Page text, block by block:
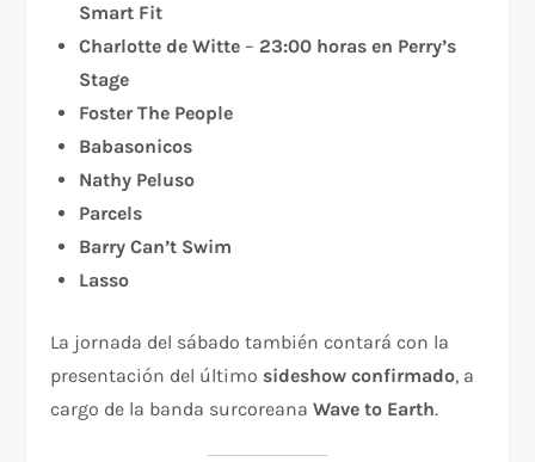
Smart Fit
Charlotte de Witte – 23:00 horas en Perry’s
Stage
Foster The People
Babasonicos
Nathy Peluso
Parcels
Barry Can’t Swim
Lasso
La jornada del sábado también contará con la
presentación del último sideshow confirmado, a
cargo de la banda surcoreanaWave to Earth.